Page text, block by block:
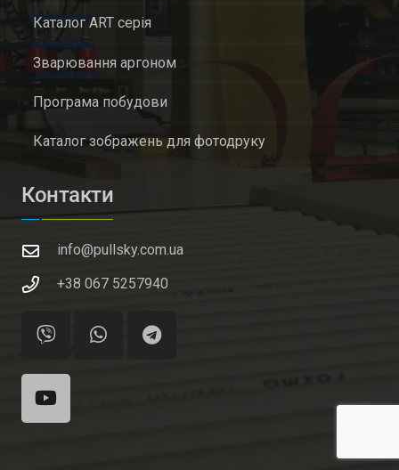
Каталог ART серія
Зварювання аргоном
Програма побудови
Каталог зображень для фотодруку
Контакти
info@pullsky.com.ua
+38 067 5257940